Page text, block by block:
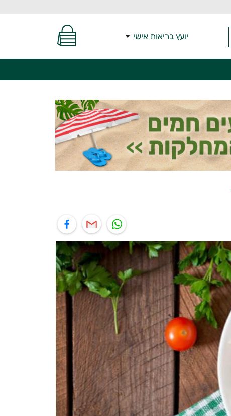
יועץ בריאות אישי